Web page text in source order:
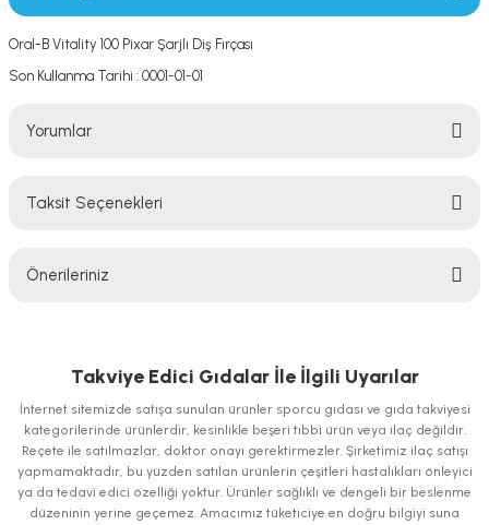
Oral-B Vitality 100 Pixar Şarjlı Diş Fırçası
Son Kullanma Tarihi : 0001-01-01
Yorumlar
Taksit Seçenekleri
Önerileriniz
iletebilirsiniz.
Görüş ve önerileriniz için teşekkür ederiz.
Ürün resmi kalitesiz, bozuk veya görüntülenemiyor.
Ürün açıklamasında eksik bilgiler bulunuyor.
Ürün bilgilerinde hatalar bulunuyor.
Takviye Edici Gıdalar İle İlgili Uyarılar
İnternet sitemizde satışa sunulan ürünler sporcu gıdası ve gıda takviyesi
kategorilerinde ürünlerdir, kesinlikle beşeri tıbbi ürün veya ilaç değildir.
Reçete ile satılmazlar, doktor onayı gerektirmezler. Şirketimiz ilaç satışı
yapmamaktadır, bu yüzden satılan ürünlerin çeşitleri hastalıkları önleyici
ya da tedavi edici özelliği yoktur. Ürünler sağlıklı ve dengeli bir beslenme
düzeninin yerine geçemez. Amacımız tüketiciye en doğru bilgiyi suna